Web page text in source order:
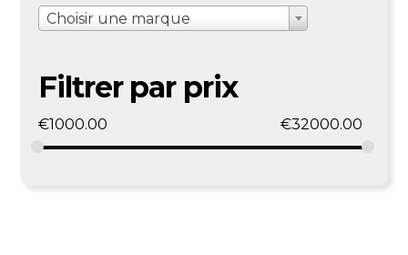
Choisir une marque
Filtrer par prix
€1000.00 €32000.00